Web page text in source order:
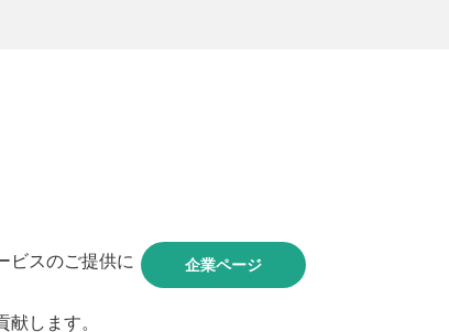
ビスのご提供に
します。
企業ページ